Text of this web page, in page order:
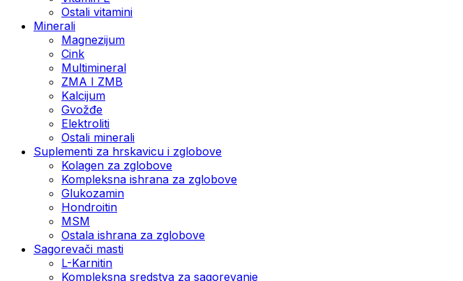
Ostali vitamini
Minerali
Magnezijum
Cink
Multimineral
ZMA I ZMB
Kalcijum
Gvožđe
Elektroliti
Ostali minerali
Suplementi za hrskavicu i zglobove
Kolagen za zglobove
Kompleksna ishrana za zglobove
Glukozamin
Hondroitin
MSM
Ostala ishrana za zglobove
Sagorevači masti
L-Karnitin
Kompleksna sredstva za sagorevanje